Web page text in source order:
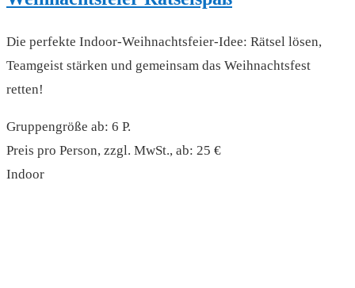
Die perfekte Indoor-Weihnachtsfeier-Idee: Rätsel lösen,
Teamgeist stärken und gemeinsam das Weihnachtsfest
retten!
Gruppengröße ab: 6 P.
Preis pro Person, zzgl. MwSt., ab: 25 €
Indoor